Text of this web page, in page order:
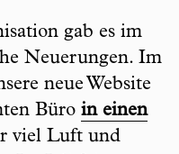
gab es im
Neuerungen. Im
neue Website
Büro in einen
viel Luft und